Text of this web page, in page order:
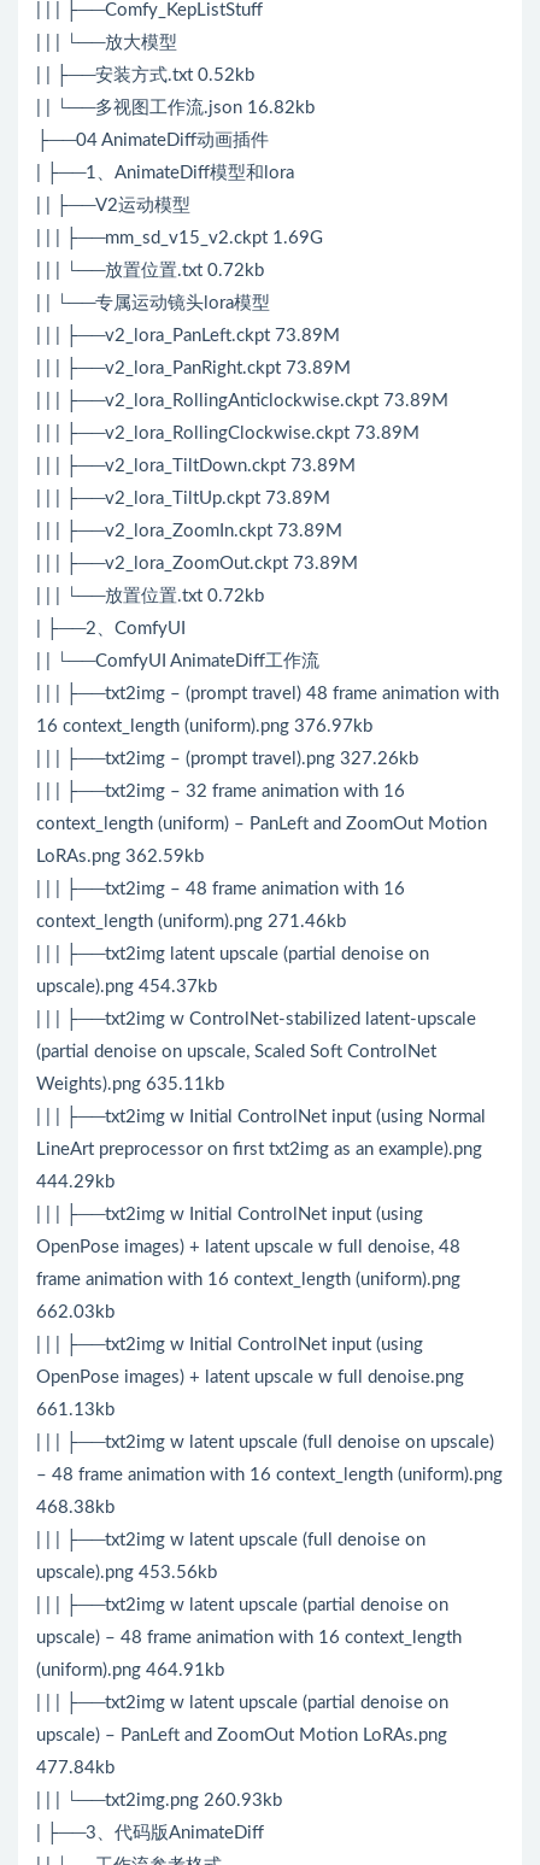
| | | ├──Comfy_KepListStuff
| | | └──放大模型
| | ├──安装方式.txt 0.52kb
| | └──多视图工作流.json 16.82kb
├──04 AnimateDiff动画插件
| ├──1、AnimateDiff模型和lora
| | ├──V2运动模型
| | | ├──mm_sd_v15_v2.ckpt 1.69G
| | | └──放置位置.txt 0.72kb
| | └──专属运动镜头lora模型
| | | ├──v2_lora_PanLeft.ckpt 73.89M
| | | ├──v2_lora_PanRight.ckpt 73.89M
| | | ├──v2_lora_RollingAnticlockwise.ckpt 73.89M
| | | ├──v2_lora_RollingClockwise.ckpt 73.89M
| | | ├──v2_lora_TiltDown.ckpt 73.89M
| | | ├──v2_lora_TiltUp.ckpt 73.89M
| | | ├──v2_lora_ZoomIn.ckpt 73.89M
| | | ├──v2_lora_ZoomOut.ckpt 73.89M
| | | └──放置位置.txt 0.72kb
| ├──2、ComfyUI
| | └──ComfyUI AnimateDiff工作流
| | | ├──txt2img – (prompt travel) 48 frame animation with
16 context_length (uniform).png 376.97kb
| | | ├──txt2img – (prompt travel).png 327.26kb
| | | ├──txt2img – 32 frame animation with 16
context_length (uniform) – PanLeft and ZoomOut Motion
LoRAs.png 362.59kb
| | | ├──txt2img – 48 frame animation with 16
context_length (uniform).png 271.46kb
| | | ├──txt2img latent upscale (partial denoise on
upscale).png 454.37kb
| | | ├──txt2img w ControlNet-stabilized latent-upscale
(partial denoise on upscale, Scaled Soft ControlNet
Weights).png 635.11kb
| | | ├──txt2img w Initial ControlNet input (using Normal
LineArt preprocessor on first txt2img as an example).png
444.29kb
| | | ├──txt2img w Initial ControlNet input (using
OpenPose images) + latent upscale w full denoise, 48
frame animation with 16 context_length (uniform).png
662.03kb
| | | ├──txt2img w Initial ControlNet input (using
OpenPose images) + latent upscale w full denoise.png
661.13kb
| | | ├──txt2img w latent upscale (full denoise on upscale)
– 48 frame animation with 16 context_length (uniform).png
468.38kb
| | | ├──txt2img w latent upscale (full denoise on
upscale).png 453.56kb
| | | ├──txt2img w latent upscale (partial denoise on
upscale) – 48 frame animation with 16 context_length
(uniform).png 464.91kb
| | | ├──txt2img w latent upscale (partial denoise on
upscale) – PanLeft and ZoomOut Motion LoRAs.png
477.84kb
| | | └──txt2img.png 260.93kb
| ├──3、代码版AnimateDiff